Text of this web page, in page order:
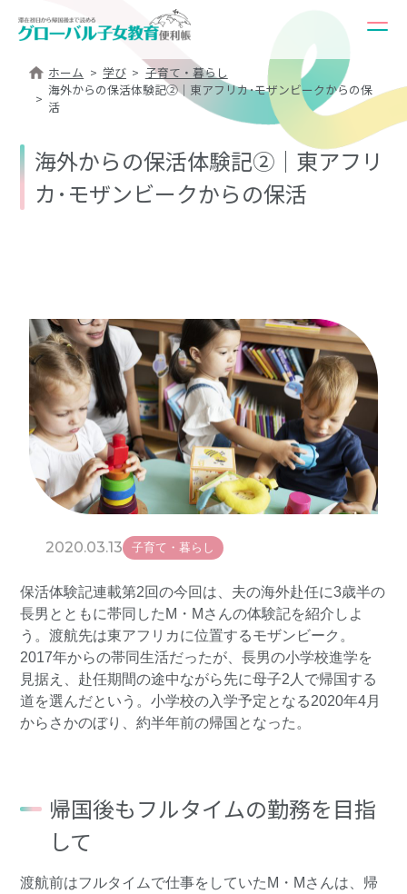
ホーム 学び
子育て・暮らし
海外からの保活体験記②｜東アフリカ･モザンビークからの保
活
海外からの保活体験記②｜東アフリ
カ･モザンビークからの保活
2020.03.13 子育て・暮らし
保活体験記連載第2回の今回は、夫の海外赴任に3歳半の
長男とともに帯同したM・Mさんの体験記を紹介しよ
う。渡航先は東アフリカに位置するモザンビーク。
2017年からの帯同生活だったが、長男の小学校進学を
見据え、赴任期間の途中ながら先に母子2人で帰国する
道を選んだという。小学校の入学予定となる2020年4月
からさかのぼり、約半年前の帰国となった。
帰国後もフルタイムの勤務を目指
して
渡航前はフルタイムで仕事をしていたM・Mさんは、帰